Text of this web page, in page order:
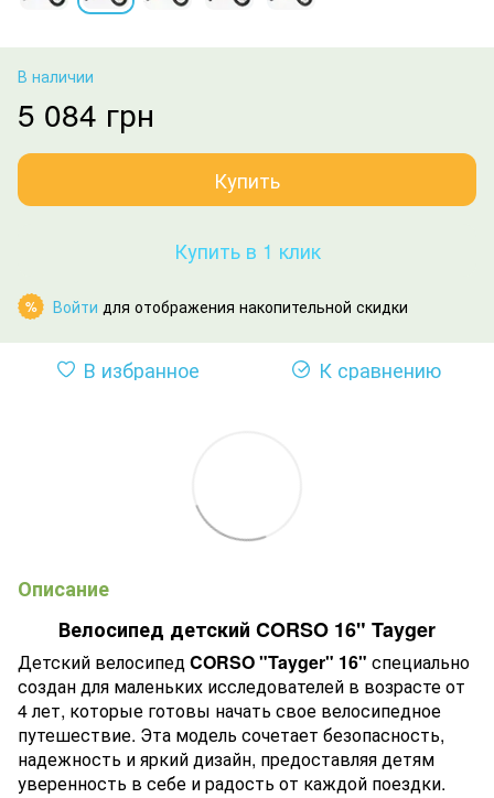
В наличии
5 084 грн
Купить
Купить в 1 клик
% Войти для отображения накопительной скидки
В избранное К сравнению
Описание
Велосипед детский CORSO 16" Tayger
Детский велосипедCORSO "Tayger" 16" специально
создан для маленьких исследователей в возрасте от
4 лет, которые готовы начать свое велосипедное
путешествие. Эта модель сочетает безопасность,
надежность и яркий дизайн, предоставляя детям
уверенность в себе и радость от каждой поездки.